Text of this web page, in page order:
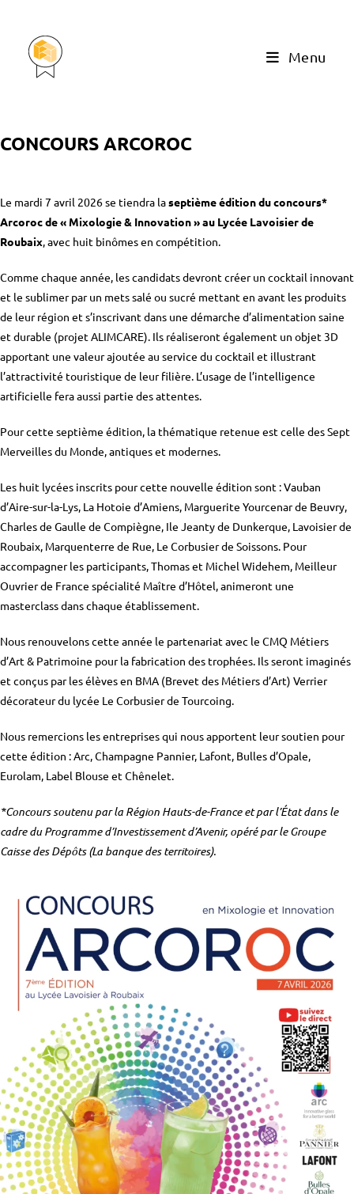
Menu
CONCOURS ARCOROC
Le mardi 7 avril 2026 se tiendra laseptième édition du concours*
Arcoroc de « Mixologie & Innovation » au Lycée Lavoisier de
Roubaix, avec huit binômes en compétition.
Comme chaque année, les candidats devront créer un cocktail innovant
et le sublimer par un mets salé ou sucré mettant en avant les produits
de leur région et s’inscrivant dans une démarche d’alimentation saine
et durable (projet ALIMCARE). Ils réaliseront également un objet 3D
apportant une valeur ajoutée au service du cocktail et illustrant
l’attractivité touristique de leur filière. L’usage de l’intelligence
artificielle fera aussi partie des attentes.
Pour cette septième édition, la thématique retenue est celle des Sept
Merveilles du Monde, antiques et modernes.
Les huit lycées inscrits pour cette nouvelle édition sont : Vauban
d’Aire-sur-la-Lys, La Hotoie d’Amiens, Marguerite Yourcenar de Beuvry,
Charles de Gaulle de Compiègne, Ile Jeanty de Dunkerque, Lavoisier de
Roubaix, Marquenterre de Rue, Le Corbusier de Soissons. Pour
accompagner les participants, Thomas et Michel Widehem, Meilleur
Ouvrier de France spécialité Maître d’Hôtel, animeront une
masterclass dans chaque établissement.
Nous renouvelons cette année le partenariat avec le CMQ Métiers
d’Art & Patrimoine pour la fabrication des trophées. Ils seront imaginés
et conçus par les élèves en BMA (Brevet des Métiers d’Art) Verrier
décorateur du lycée Le Corbusier de Tourcoing.
Nous remercions les entreprises qui nous apportent leur soutien pour
cette édition : Arc, Champagne Pannier, Lafont, Bulles d’Opale,
Eurolam, Label Blouse et Chênelet.
*Concours soutenu par la Région Hauts-de-France et par l’État dans le
cadre du Programme d’Investissement d’Avenir, opéré par le Groupe
Caisse des Dépôts (La banque des territoires).